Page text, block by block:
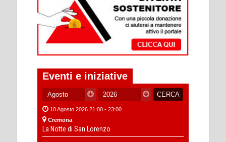
Eventi e iniziative
10 Agosto 2026 21:00 - 23:00
Cremona
La Notte di San Lorenzo